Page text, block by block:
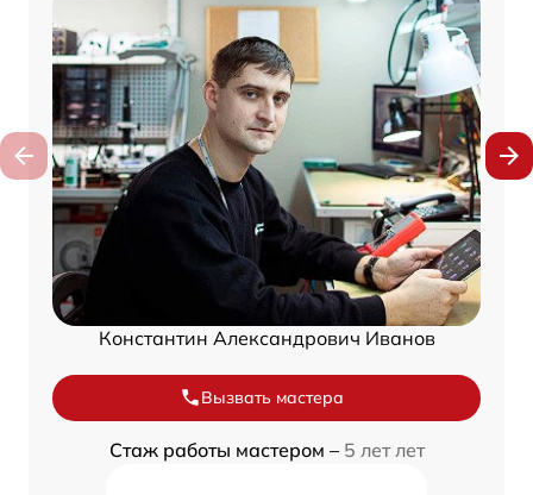
Константин Александрович Иванов
Вызвать мастера
Стаж работы мастером – 5 лет лет